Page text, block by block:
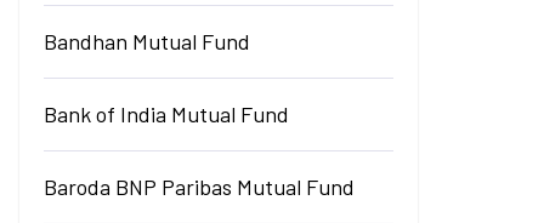
Bandhan Mutual Fund
Bank of India Mutual Fund
Baroda BNP Paribas Mutual Fund